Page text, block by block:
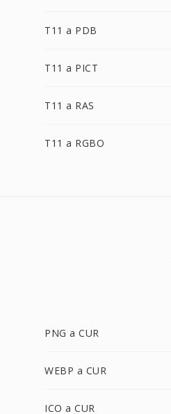
T11 a PDB
T11 a PICT
T11 a RAS
T11 a RGBO
PNG a CUR
WEBP a CUR
ICO a CUR